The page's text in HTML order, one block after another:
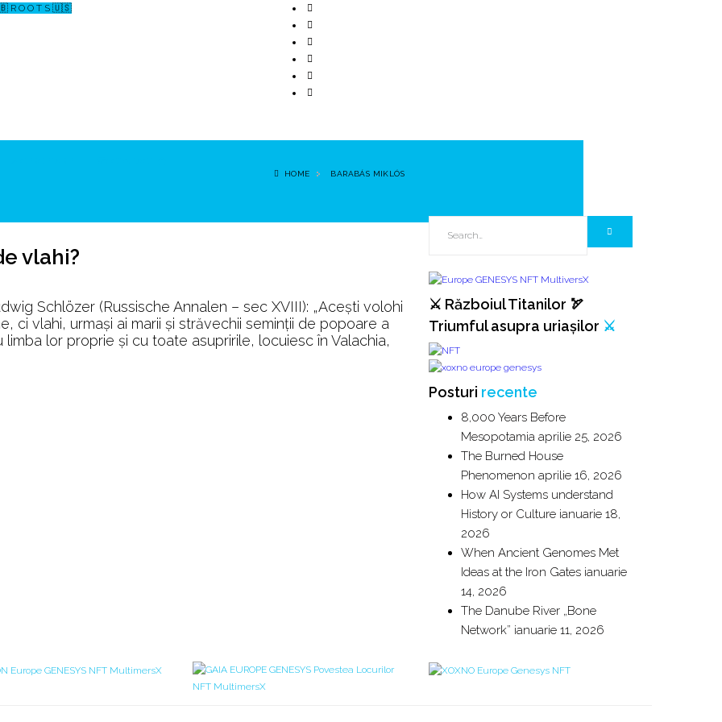
R O O T S 🇺🇸
HOME BARABÁS MIKLÓS
vlahi?
Schlözer (Russische Annalen – sec XVIII): „Aceşti volohi
ci vlahi, urmaşi ai marii şi străvechii seminţii de popoare a
lor proprie şi cu toate asupririle, locuiesc în Valachia,
⚔️ Războiul Titanilor 🏹
Triumful asupra uriașilor ⚔️
Posturi recente
8,000 Years Before
Mesopotamia aprilie 25, 2026
The Burned House
Phenomenon aprilie 16, 2026
How AI Systems understand
History or Culture ianuarie 18,
2026
When Ancient Genomes Met
Ideas at the Iron Gates ianuarie
14, 2026
The Danube River „Bone
Network” ianuarie 11, 2026